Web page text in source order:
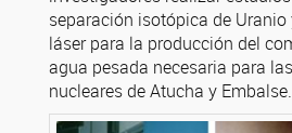
separación isotópica de Uranio
láser para la producción del
agua pesada necesaria para
nucleares de Atucha y Embalse.